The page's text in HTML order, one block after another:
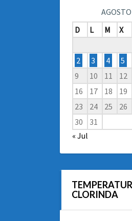
D
L M X
2
3 4 5
9
10 11 12
16
17 18 19
23
24 25 26
30
31
« Jul
CLORINDA